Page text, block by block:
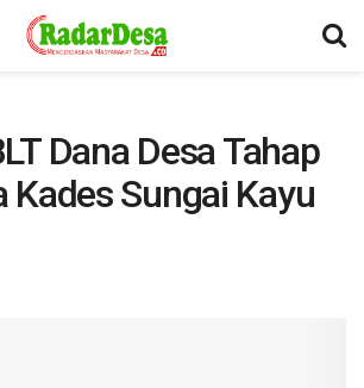
Dana Desa Tahap
Kades Sungai Kayu